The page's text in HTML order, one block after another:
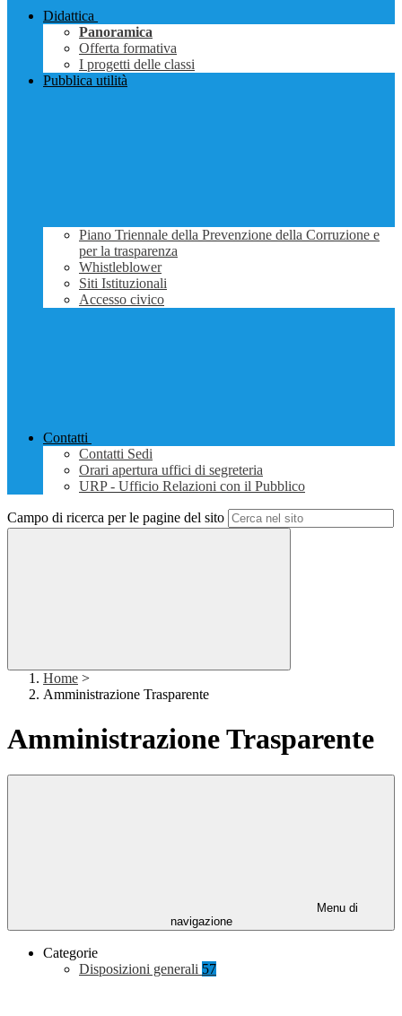
Didattica
Panoramica
Offerta formativa
I progetti delle classi
Pubblica utilità
Piano Triennale della Prevenzione della Corruzione e
per la trasparenza
Whistleblower
Siti Istituzionali
Accesso civico
Contatti
Contatti Sedi
Orari apertura uffici di segreteria
URP - Ufficio Relazioni con il Pubblico
Campo di ricerca per le pagine del sito
Home >
Amministrazione Trasparente
Amministrazione Trasparente
Menu di
navigazione
Categorie
Disposizioni generali 57